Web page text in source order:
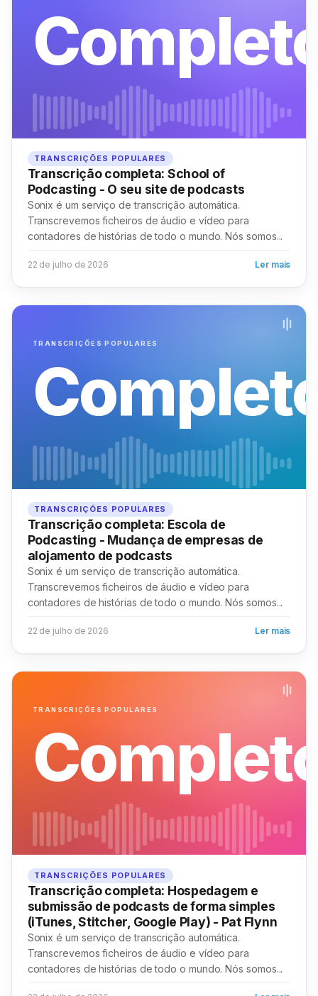
TRANSCRIÇÕES POPULARES
Transcrição completa: School of
Podcasting - O seu site de podcasts
Sonix é um serviço de transcrição automática.
Transcrevemos ficheiros de áudio e vídeo para
contadores de histórias de todo o mundo. Nós somos...
22 de julho de 2026 Ler mais
TRANSCRIÇÕES POPULARES
TRANSCRIÇÕES POPULARES
Transcrição completa: Escola de
Podcasting - Mudança de empresas de
alojamento de podcasts
Sonix é um serviço de transcrição automática.
Transcrevemos ficheiros de áudio e vídeo para
contadores de histórias de todo o mundo. Nós somos...
22 de julho de 2026 Ler mais
TRANSCRIÇÕES POPULARES
TRANSCRIÇÕES POPULARES
Transcrição completa: Hospedagem e
submissão de podcasts de forma simples
(iTunes, Stitcher, Google Play) - Pat Flynn
Sonix é um serviço de transcrição automática.
Transcrevemos ficheiros de áudio e vídeo para
contadores de histórias de todo o mundo. Nós somos...